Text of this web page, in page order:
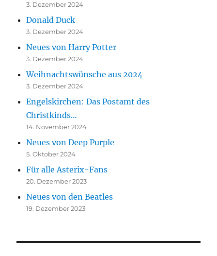
3. Dezember 2024
Donald Duck
3. Dezember 2024
Neues von Harry Potter
3. Dezember 2024
Weihnachtswünsche aus 2024
3. Dezember 2024
Engelskirchen: Das Postamt des
Christkinds…
14. November 2024
Neues von Deep Purple
5. Oktober 2024
Für alle Asterix-Fans
20. Dezember 2023
Neues von den Beatles
19. Dezember 2023